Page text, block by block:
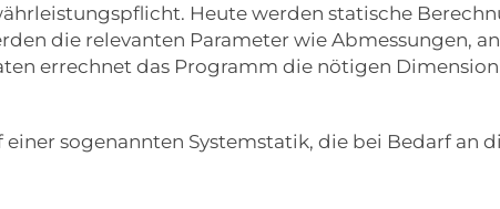
Heute werden statische
die relevanten Parameter wie Abmessungen,
errechnet das Programm die nötigen
einer sogenannten Systemstatik, die bei Bedarf an